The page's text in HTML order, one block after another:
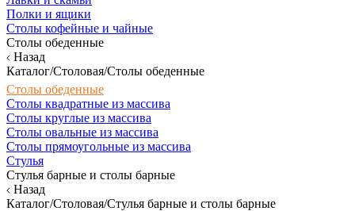
Полки и ящики
Столы кофейные и чайные
Столы обеденные
Назад
Каталог/Столовая/Столы обеденные
Столы обеденные
Столы квадратные из массива
Столы круглые из массива
Столы овальные из массива
Столы прямоугольные из массива
Стулья
Стулья барные и столы барные
Назад
Каталог/Столовая/Стулья барные и столы барные